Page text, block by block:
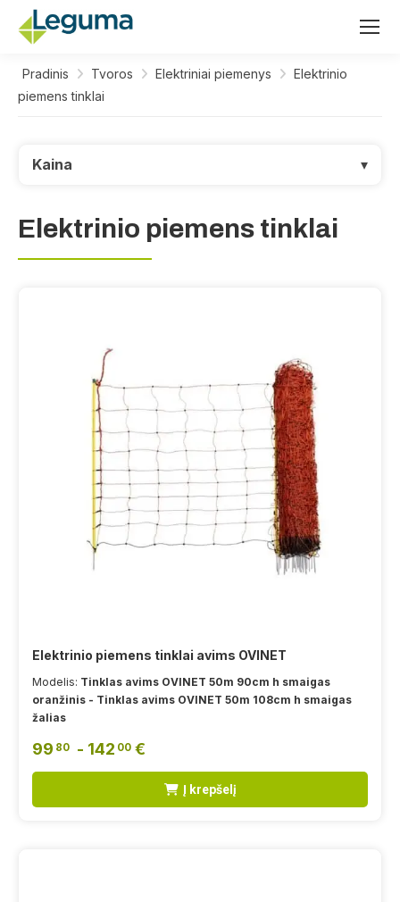
Pradinis Tvoros Elektriniai piemenys
Elektrinio
piemens tinklai
Kaina ▾
Elektrinio piemens tinklai
Elektrinio piemens tinklai avims OVINET
Modelis: Tinklas avims OVINET 50m 90cm h smaigas
oranžinis - Tinklas avims OVINET 50m 108cm h smaigas
žalias
99 80 - 142 00 €
Į krepšelį